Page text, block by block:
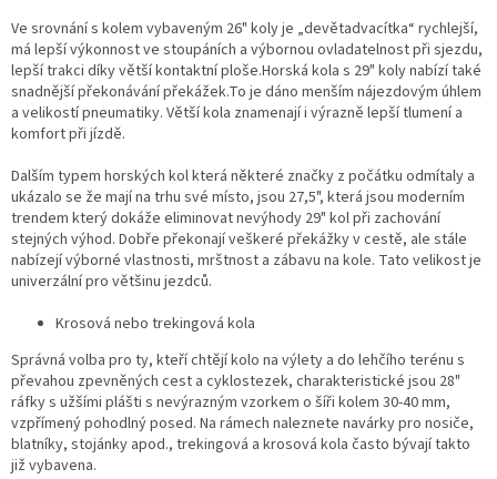
Ve srovnání s kolem vybaveným 26" koly je „devětadvacítka“ rychlejší,
má lepší výkonnost ve stoupáních a výbornou ovladatelnost při sjezdu,
lepší trakci díky větší kontaktní ploše.Horská kola s 29" koly nabízí také
snadnější překonávání překážek.To je dáno menším nájezdovým úhlem
a velikostí pneumatiky. Větší kola znamenají i výrazně lepší tlumení a
komfort při jízdě.
Dalším typem horských kol která některé značky z počátku odmítaly a
ukázalo se že mají na trhu své místo, jsou 27,5", která jsou moderním
trendem který dokáže eliminovat nevýhody 29" kol při zachování
stejných výhod. Dobře překonají veškeré překážky v cestě, ale stále
nabízejí výborné vlastnosti, mrštnost a zábavu na kole. Tato velikost je
univerzální pro většinu jezdců.
Krosová nebo trekingová kola
Správná volba pro ty, kteří chtějí kolo na výlety a do lehčího terénu s
převahou zpevněných cest a cyklostezek, charakteristické jsou 28"
ráfky s užšími plášti s nevýrazným vzorkem o šíři kolem 30-40 mm,
vzpřímený pohodlný posed. Na rámech naleznete navárky pro nosiče,
blatníky, stojánky apod., trekingová a krosová kola často bývají takto
již vybavena.